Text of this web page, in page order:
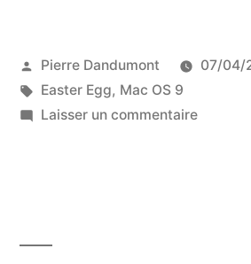
Publié
par
Pierre Dandumont 07/04/
Étiquettes :
Easter Egg, Mac OS 9
Laisser un commentairesur